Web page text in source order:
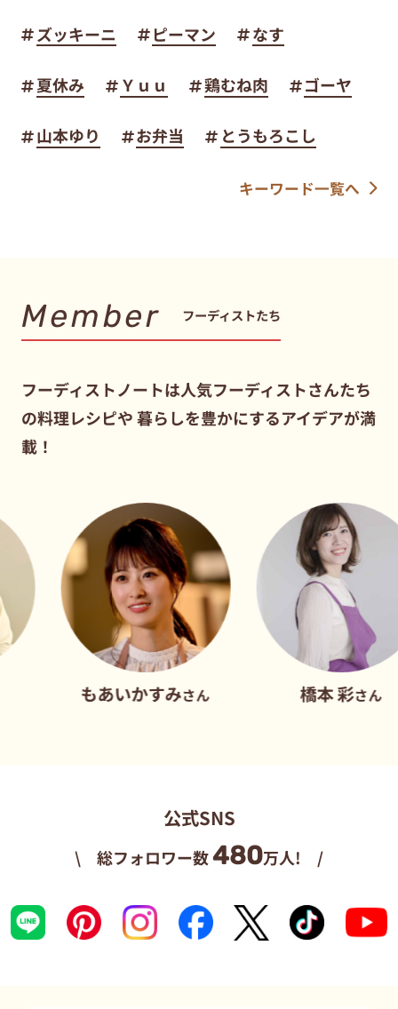
ズッキーニ ピーマン なす
夏休み Ｙｕｕ 鶏むね肉 ゴーヤ
山本ゆり お弁当 とうもろこし
キーワード一覧へ
Member フーディストたち
フーディストノートは人気フーディストさんたち
の料理レシピや暮らしを豊かにするアイデアが満
載！
もあいかすみさん さん
公式SNS
\ 総フォロワー数480万人! /